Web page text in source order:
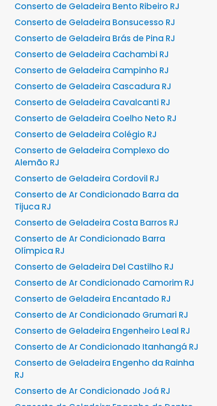
Conserto de Geladeira Bento Ribeiro RJ
Conserto de Geladeira Bonsucesso RJ
Conserto de Geladeira Brás de Pina RJ
Conserto de Geladeira Cachambi RJ
Conserto de Geladeira Campinho RJ
Conserto de Geladeira Cascadura RJ
Conserto de Geladeira Cavalcanti RJ
Conserto de Geladeira Coelho Neto RJ
Conserto de Geladeira Colégio RJ
Conserto de Geladeira Complexo do
Alemão RJ
Conserto de Geladeira Cordovil RJ
Conserto de Ar Condicionado Barra da
Tijuca RJ
Conserto de Geladeira Costa Barros RJ
Conserto de Ar Condicionado Barra
Olímpica RJ
Conserto de Geladeira Del Castilho RJ
Conserto de Ar Condicionado Camorim RJ
Conserto de Geladeira Encantado RJ
Conserto de Ar Condicionado Grumari RJ
Conserto de Geladeira Engenheiro Leal RJ
Conserto de Ar Condicionado Itanhangá RJ
Conserto de Geladeira Engenho da Rainha
RJ
Conserto de Ar Condicionado Joá RJ